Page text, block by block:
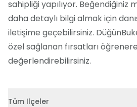
sahipliği yapılıyor. Beğendiğiniz
daha detaylı bilgi almak için
iletişime geçebilirsiniz.
özel sağlanan fırsatları
değerlendirebilirsiniz.
Tüm İlçeler